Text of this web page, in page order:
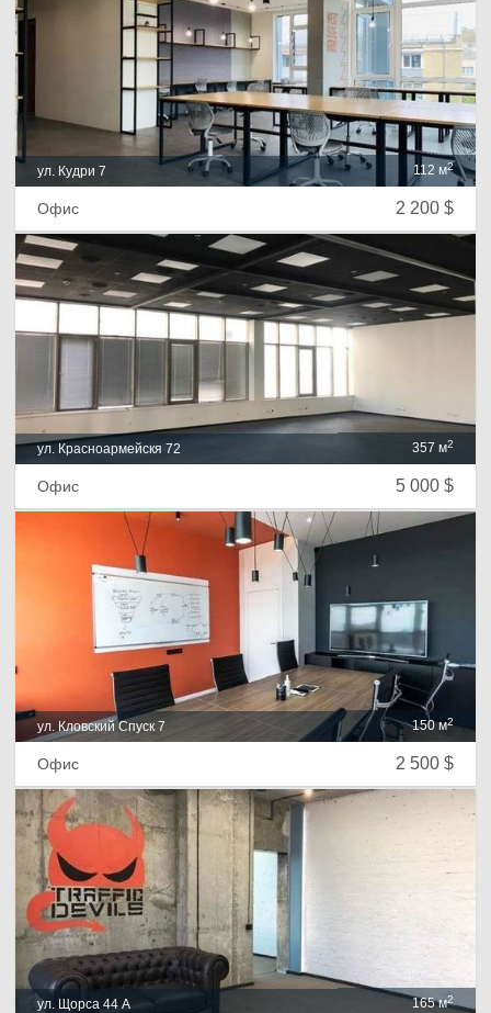
ул. Кудри 7 112 м2
2 200 $
Офис
ул. Красноармейскя 72 357 м2
5 000 $
Офис
ул. Кловский Спуск 7 150 м2
2 500 $
Офис
ул. Щорса 44 А 165 м2